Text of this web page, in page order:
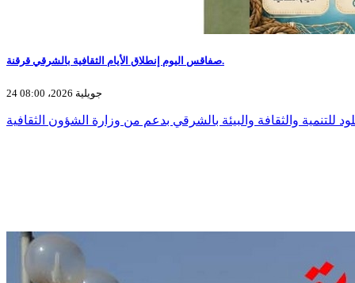
صفاقس اليوم إنطلاق الأيام الثقافية بالشرقي قرقنة.
24 جويلية 2026، 08:00